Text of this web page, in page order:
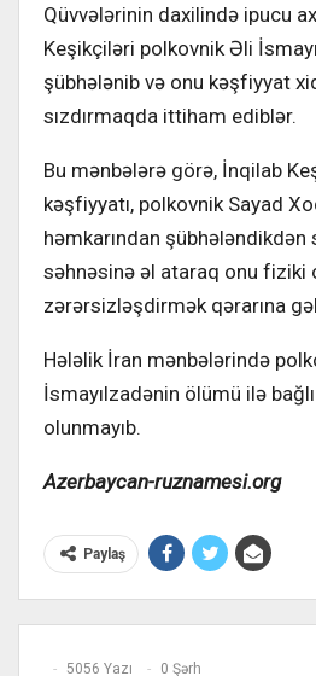
Qüvvələrinin daxilində ipucu
Keşikçiləri polkovnik Əli
şübhələnib və onu kəşfiyyat
sızdırmaqda ittiham ediblər.
Bu mənbələrə görə, İnqilab
kəşfiyyatı, polkovnik Sayad
həmkarından
səhnəsinə əl ataraq onu fiziki
zərərsizləşdirmək qərarına
Hələlik İran mənbələrində
İsmayılzadənin ölümü ilə
olunmayıb.
Azerbaycan-ruznamesi.org
Paylaş
5056 Yazı 0 Şərh